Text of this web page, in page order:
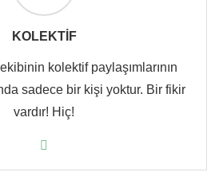
KOLEKTIF
kolektif paylaşımlarının
sadece bir kişi yoktur. Bir fikir
vardır! Hiç!